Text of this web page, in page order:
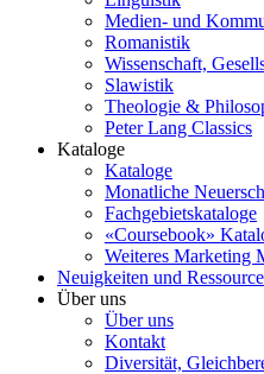
Medien- und
Romanistik
Wissenschaft,
Slawistik
Theologie &
Peter Lang Classics
Kataloge
Kataloge
Monatliche
Fachgebietskataloge
«Coursebook»
Weiteres Marketing
Neuigkeiten und
Über uns
Über uns
Kontakt
Diversität,